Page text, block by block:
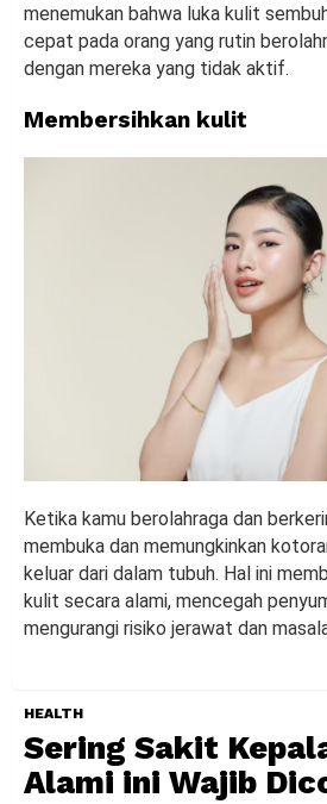
menemukan bahwa luka kulit
cepat pada orang yang rutin
dengan mereka yang tidak aktif.
Membersihkan kulit
Ketika kamu berolahraga dan
membuka dan memungkinkan
keluar dari dalam tubuh. Hal ini
kulit secara alami, mencegah
mengurangi risiko jerawat dan
HEALTH
Sering Sakit
Alami ini Wajib